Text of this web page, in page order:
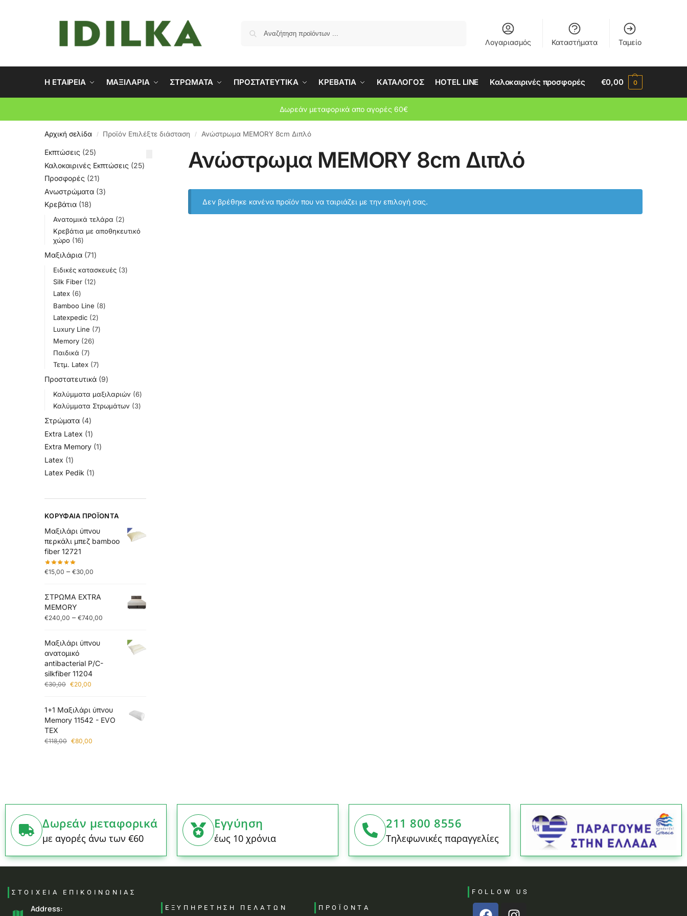
Λογαριασμός Καταστήματα Ταμείο
Η ΕΤΑΙΡΕΙΑ ΜΑΞΙΛΑΡΙΑ ΣΤΡΩΜΑΤΑ ΠΡΟΣΤΑΤΕΥΤΙΚΑ ΚΡΕΒΑΤΙΑ ΚΑΤΑΛΟΓΟΣ HOTEL LINE Καλοκαιρινές προσφορές €0,00 0
Δωρεάν μεταφορικά απο αγορές 60€
Αρχική σελίδα / Προϊόν Επιλέξτε διάσταση / Ανώστρωμα MEMORY 8cm Διπλό
Ανώστρωμα MEMORY 8cm Διπλό
Δεν βρέθηκε κανένα προϊόν που να ταιριάζει με την επιλογή σας.
Εκπτώσεις
25
Καλοκαιρινές Εκπτώσεις
25
Προσφορές
21
Ανωστρώματα 3
Κρεβάτια 18
Ανατομικά τελάρα
2
Κρεβάτια με αποθηκευτικό
χώρο 16
Μαξιλάρια 71
Ειδικές κατασκευές
3
Silk Fiber 12
Latex 6
Bamboo Line
8
Latexpedic
2
Luxury Line
7
Memory
26
Παιδικά
7
Τετμ. Latex 7
Προστατευτικά 9
Καλύμματα μαξιλαριών
6
Καλύμματα Στρωμάτων
3
Στρώματα 4
Extra Latex 1
Extra Memory 1
Latex 1
Latex Pedik 1
ΚΟΡΥΦΑΊΑ ΠΡΟΪΌΝΤΑ
Μαξιλάρι ύπνου
περκάλι μπεζ bamboo
fiber 12721
€15,00 – €30,00
ΣΤΡΩΜΑ EXTRA
MEMORY
€240,00 – €740,00
Μαξιλάρι ύπνου
ανατομικό
antibacterial P/C-
silkfiber 11204
€30,00 €20,00
1+1 Μαξιλάρι ύπνου
Memory 11542 - EVO
TEX
€118,00 €80,00
Δωρεάν μεταφορικά
με αγορές άνω των €60
Εγγύηση
έως 10 χρόνια
211 800 8556
Τηλεφωνικές παραγγελίες
ΣΤΟΙΧΕΙΑ ΕΠΙΚΟΙΝΩΝΙΑΣ
Address:
ΕΞΥΠΗΡΕΤΗΣΗ ΠΕΛΑΤΩΝ ΠΡΟΪΟΝΤΑ
FOLLOW US